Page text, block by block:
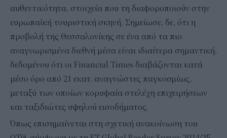
αυθεντικότητα, στοιχεία που τη διαφοροποιούν στην
ευρωπαϊκή τουριστική σκηνή. Σημείωσε, δε, ότι η
προβολή της Θεσσαλονίκης σε ένα από τα πιο
αναγνωρισμένα διεθνή μέσα είναι ιδιαίτερα σημαντική,
δεδομένου ότι οι Financial Times διαβάζονται κατά
μέσο όρο από 21 εκατ. αναγνώστες παγκοσμίως,
μεταξύ των οποίων κορυφαία στελέχη επιχειρήσεων
και ταξιδιώτες υψηλού εισοδήματος.
Όπως επισημαίνεται στη σχετική ανακοίνωση του